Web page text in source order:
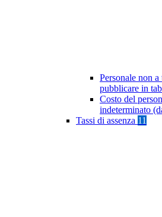
Personale non
pubblicare in
Costo del
indeterminato
Tassi di assenza 11